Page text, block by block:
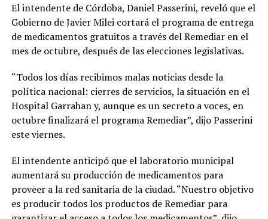
El intendente de Córdoba, Daniel Passerini, reveló que el
Gobierno de Javier Milei cortará el programa de entrega
de medicamentos gratuitos a través del Remediar en el
mes de octubre, después de las elecciones legislativas.
“Todos los días recibimos malas noticias desde la
política nacional: cierres de servicios, la situación en el
Hospital Garrahan y, aunque es un secreto a voces, en
octubre finalizará el programa Remediar”, dijo Passerini
este viernes.
El intendente anticipó que el laboratorio municipal
aumentará su producción de medicamentos para
proveer a la red sanitaria de la ciudad. “Nuestro objetivo
es producir todos los productos de Remediar para